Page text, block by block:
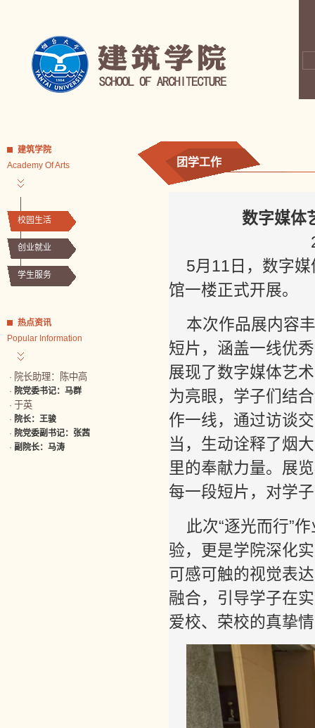
建筑学院
Academy Of Arts
校园生活
创业就业
学生服务
热点资讯
Popular Information
· 院长助理：陈中高
· 院党委书记：马群
· 于英
· 院长：王骏
· 院党委副书记：张茜
· 副院长：马涛
团学工作
数字媒体
5月11日，数字
馆一楼正式开展。
本次作品展内容
短片，涵盖一线优
展现了数字媒体艺
为亮眼，学子们结
作一线，通过访谈
当，生动诠释了烟
里的奉献力量。展
每一段短片，对学
此次“逐光而行”
验，更是学院深化
可感可触的视觉表
融合，引导学子在
爱校、荣校的真挚